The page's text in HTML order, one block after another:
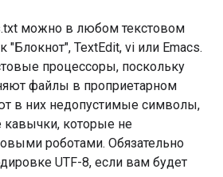
можно в любом текстовом
"Блокнот", TextEdit, vi или Emacs.
процессоры, поскольку
файлы в проприетарном
в них недопустимые символы,
которые не
роботами. Обязательно
UTF-8, если вам будет